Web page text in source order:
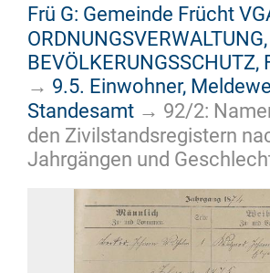
Frü G: Gemeinde Frücht
ORDNUNGSVERWALTUNG,
BEVÖLKERUNGSSCHUTZ,
→ 9.5. Einwohner,
Standesamt → 92/2:
den Zivilstandsregistern
Jahrgängen und